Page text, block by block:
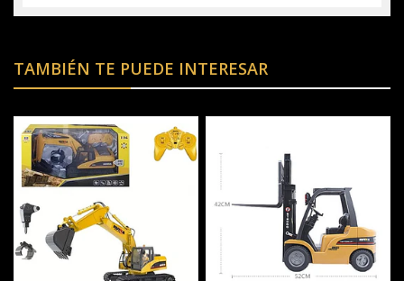
TAMBIÉN TE PUEDE INTERESAR